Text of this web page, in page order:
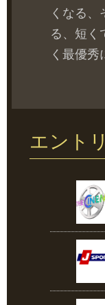
くなる
る、短く
く最優秀
エント